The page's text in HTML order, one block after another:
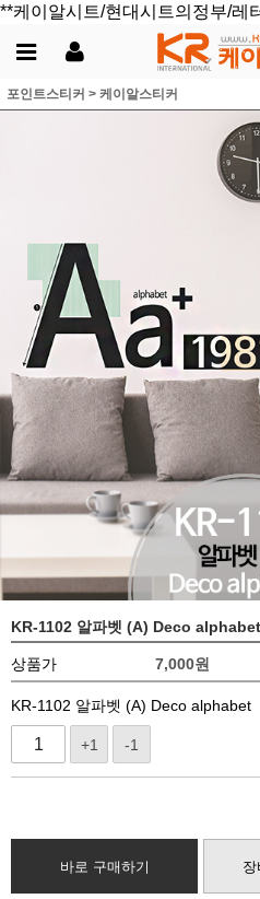
**케이알시트/현대시트의정부/레
포인트스티커 > 케이알스티커
KR-1102 알파벳 (A) Deco alphabet
상품가 7,000원
KR-1102 알파벳 (A) Deco alphabet
+1 -1
바로 구매하기 장